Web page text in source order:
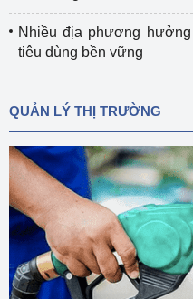
Nhiều địa phương
tiêu dùng bền vững
QUẢN LÝ THỊ TRƯỜNG